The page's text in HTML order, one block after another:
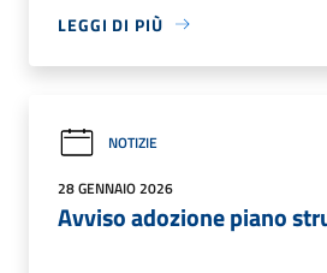
LEGGI DI PIÙ
NOTIZIE
28 GENNAIO 2026
Avviso adozione piano